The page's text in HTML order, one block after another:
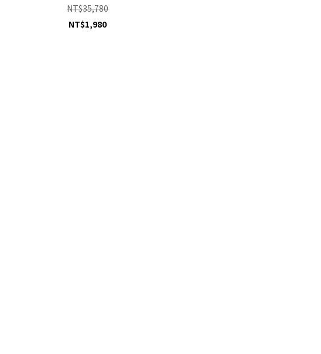
NT$35,780
NT$1,980